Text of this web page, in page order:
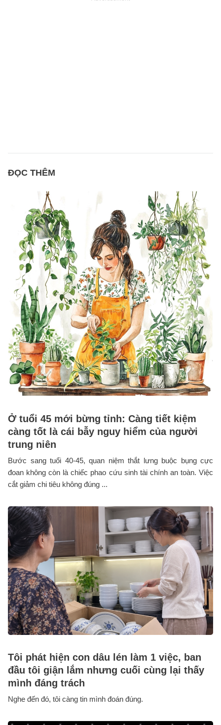
ĐỌC THÊM
Ở tuổi 45 mới bừng tỉnh: Càng tiết kiệm
càng tốt là cái bẫy nguy hiểm của người
trung niên
Bước sang tuổi 40-45, quan niệm thắt lưng buộc bụng cực
đoan không còn là chiếc phao cứu sinh tài chính an toàn. Việc
cắt giảm chi tiêu không đúng ...
Tôi phát hiện con dâu lén làm 1 việc, ban
đầu tôi giận lắm nhưng cuối cùng lại thấy
mình đáng trách
Nghe đến đó, tôi càng tin mình đoán đúng.